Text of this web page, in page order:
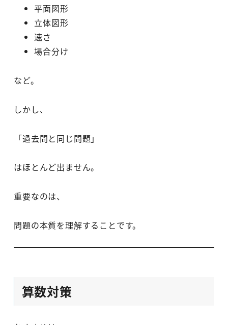
平面図形
立体図形
速さ
場合分け
など。
しかし、
「過去問と同じ問題」
はほとんど出ません。
重要なのは、
問題の本質を理解することです。
算数対策